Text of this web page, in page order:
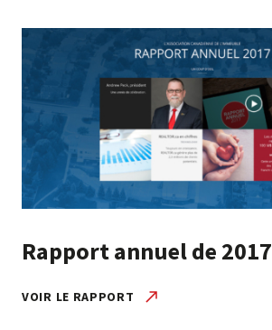
Rapport annuel de 2017
VOIR LE RAPPORT